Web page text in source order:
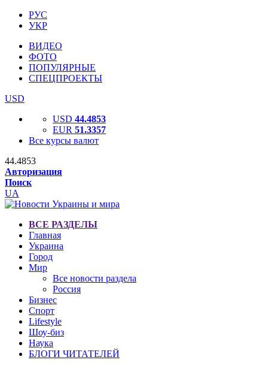
РУС
УКР
ВИДЕО
ФОТО
ПОПУЛЯРНЫЕ
СПЕЦПРОЕКТЫ
USD
USD 44.4853
EUR 51.3357
Все курсы валют
44.4853
Авторизация
Поиск
UA
ВСЕ РАЗДЕЛЫ
Главная
Украина
Город
Мир
Все новости раздела
Россия
Бизнес
Спорт
Lifestyle
Шоу-биз
Наука
БЛОГИ ЧИТАТЕЛЕЙ